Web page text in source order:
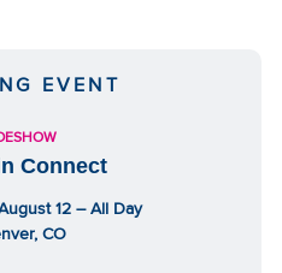
EVENT
Connect
12 – All Day
CO